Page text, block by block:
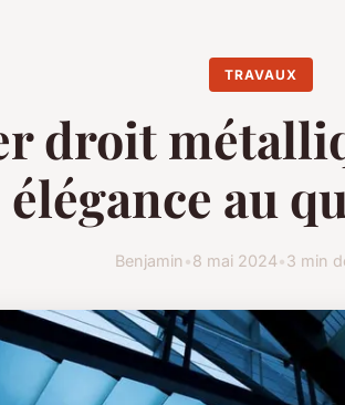
TRAVAUX
droit
élégance au
Benjamin•8 mai 2024•3 min